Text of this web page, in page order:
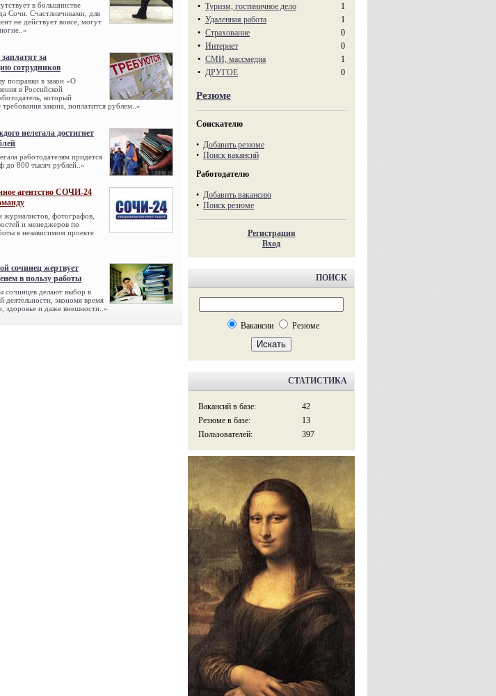
в большинстве
Сочи. Счастливчиками, для
не действует вовсе, могут
за
сотрудников
поправки в закон «О
в Российской
который
закона, поплатится рублем..»
нелегала достигнет
работодателям придется
до 800 тысяч рублей..»
агентство СОЧИ-24
фотографов,
и менеджеров по
в независимом проекте
сочинец жертвует
в пользу работы
сочинцев делают выбор в
деятельности, экономя время
здоровье и даже внешности..»
• Туризм, гостиничное дело
1
• Удаленная работа
1
• Страхование
0
• Интернет
0
• СМИ, массмедиа
1
• ДРУГОЕ 0
Резюме
Соискателю
• Добавить резюме
• Поиск вакансий
Работодателю
• Добавить вакансию
• Поиск резюме
Регистрация
Вход
ПОИСК
Вакансии Резюме
СТАТИСТИКА
Вакансий в базе:
42
Резюме в базе:
13
Пользователей:
397